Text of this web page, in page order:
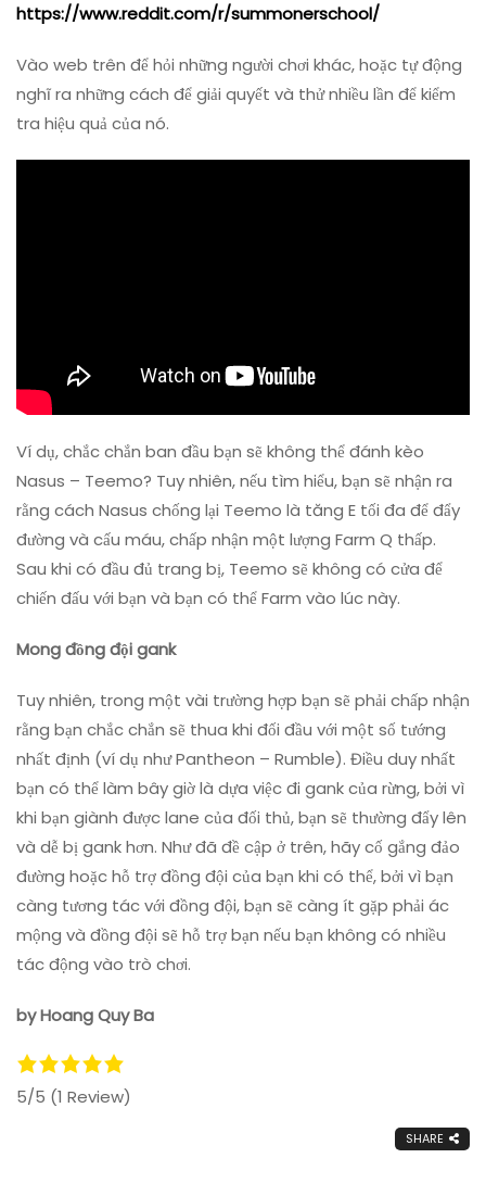
https://www.reddit.com/r/summonerschool/
Vào web trên để hỏi những người chơi khác, hoặc tự động
nghĩ ra những cách để giải quyết và thử nhiều lần để kiểm
tra hiệu quả của nó.
Ví dụ, chắc chắn ban đầu bạn sẽ không thể đánh kèo
Nasus – Teemo? Tuy nhiên, nếu tìm hiểu, bạn sẽ nhận ra
rằng cách Nasus chống lại Teemo là tăng E tối đa để đẩy
đường và cấu máu, chấp nhận một lượng Farm Q thấp.
Sau khi có đầu đủ trang bị, Teemo sẽ không có cửa để
chiến đấu với bạn và bạn có thể Farm vào lúc này.
Mong đồng đội gank
Tuy nhiên, trong một vài trường hợp bạn sẽ phải chấp nhận
rằng bạn chắc chắn sẽ thua khi đối đầu với một số tướng
nhất định (ví dụ như Pantheon – Rumble). Điều duy nhất
bạn có thể làm bây giờ là dựa việc đi gank của rừng, bởi vì
khi bạn giành được lane của đối thủ, bạn sẽ thường đẩy lên
và dễ bị gank hơn. Như đã đề cập ở trên, hãy cố gắng đảo
đường hoặc hỗ trợ đồng đội của bạn khi có thể, bởi vì bạn
càng tương tác với đồng đội, bạn sẽ càng ít gặp phải ác
mộng và đồng đội sẽ hỗ trợ bạn nếu bạn không có nhiều
tác động vào trò chơi.
by Hoang Quy Ba
5/5 (1 Review)
SHARE